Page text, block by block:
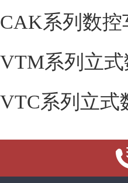
CAK系列数
VTM系列立
VTC系列立式